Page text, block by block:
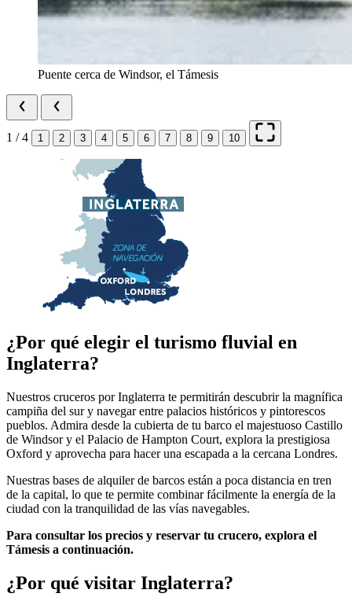
Puente cerca de Windsor, el Támesis
1 / 4 1 2 3 4 5 6 7 8 9 10
¿Por qué elegir el turismo fluvial en
Inglaterra?
Nuestros cruceros por Inglaterra te permitirán descubrir la magnífica
campiña del sur y navegar entre palacios históricos y pintorescos
pueblos. Admira desde la cubierta de tu barco el majestuoso Castillo
de Windsor y el Palacio de Hampton Court, explora la prestigiosa
Oxford y aprovecha para hacer una escapada a la cercana Londres.
Nuestras bases de alquiler de barcos están a poca distancia en tren
de la capital, lo que te permite combinar fácilmente la energía de la
ciudad con la tranquilidad de las vías navegables.
Para consultar los precios y reservar tu crucero, explora el
Támesis a continuación.
¿Por qué visitar Inglaterra?